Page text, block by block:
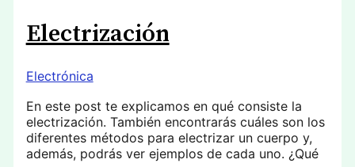
Electrización
Electrónica
En este post te explicamos en qué consiste la
electrización. También encontrarás cuáles son los
diferentes métodos para electrizar un cuerpo y,
además, podrás ver ejemplos de cada uno. ¿Qué